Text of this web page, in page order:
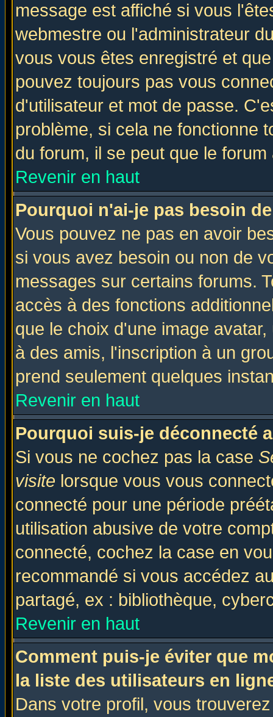
message est affiché si vous
webmestre ou l'administrateur
vous vous êtes enregistré et
pouvez toujours pas vous
d'utilisateur et mot de passe.
problème, si cela ne fonctionne
du forum, il se peut que le
Revenir en haut
Pourquoi n'ai-je pas besoin
Vous pouvez ne pas en avoir
si vous avez besoin ou non de
messages sur certains forums.
accès à des fonctions
que le choix d'une image
à des amis, l'inscription à un
prend seulement quelques
Revenir en haut
Pourquoi suis-je déconnecté
Si vous ne cochez pas la case
visite lorsque vous vous
connecté pour une période
utilisation abusive de votre
connecté, cochez la case en
recommandé si vous accédez
partagé, ex : bibliothèque,
Revenir en haut
Comment puis-je éviter que
la liste des utilisateurs en
Dans votre profil, vous